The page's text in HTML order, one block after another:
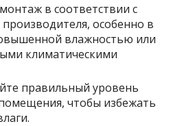
в соответствии с
особенно в
влажностью или
климатическими
правильный уровень
чтобы избежать